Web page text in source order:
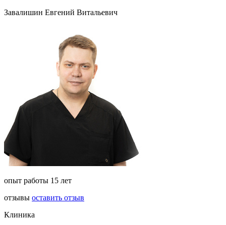
Завалишин Евгений Витальевич
опыт работы 15 лет
отзывы оставить отзыв
Клиника